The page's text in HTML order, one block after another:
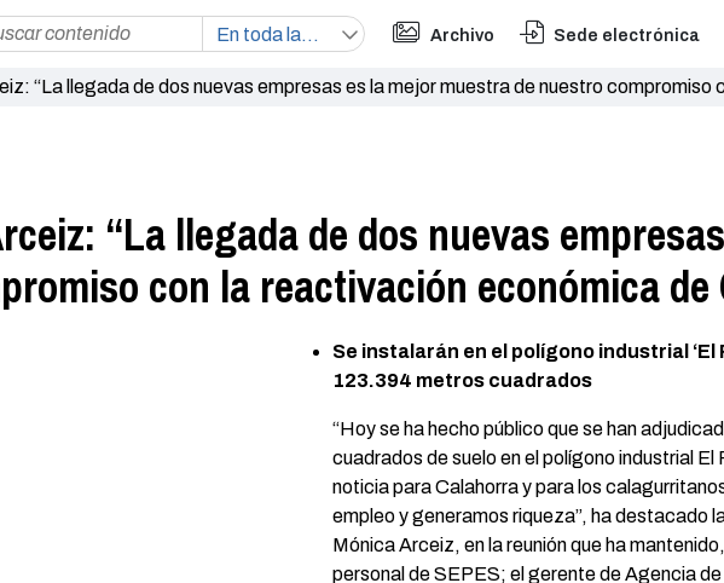
Archivo Sede electrónica
“La llegada de dos nuevas empresas es la mejor muestra de nuestro compromiso
“La llegada de dos nuevas
con la reactivación económica de
Se instalarán en el polígono industrial ‘El
123.394 metros cuadrados
“Hoy se ha hecho público que se han
cuadrados de suelo en el polígono industrial El
noticia para Calahorra y para los
empleo y generamos riqueza”, ha destacado
Mónica Arceiz, en la reunión que ha
personal de SEPES; el gerente de Agencia